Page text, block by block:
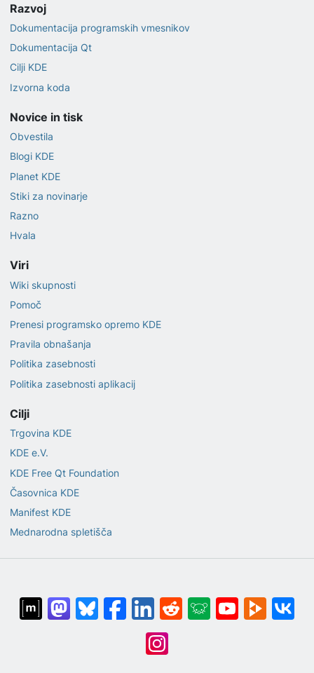
Razvoj
Dokumentacija programskih vmesnikov
Dokumentacija Qt
Cilji KDE
Izvorna koda
Novice in tisk
Obvestila
Blogi KDE
Planet KDE
Stiki za novinarje
Razno
Hvala
Viri
Wiki skupnosti
Pomoč
Prenesi programsko opremo KDE
Pravila obnašanja
Politika zasebnosti
Politika zasebnosti aplikacij
Cilji
Trgovina KDE
KDE e.V.
KDE Free Qt Foundation
Časovnica KDE
Manifest KDE
Mednarodna spletišča